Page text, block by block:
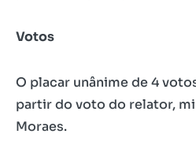
Votos
O placar unânime de 4
partir do voto do relator,
Moraes.